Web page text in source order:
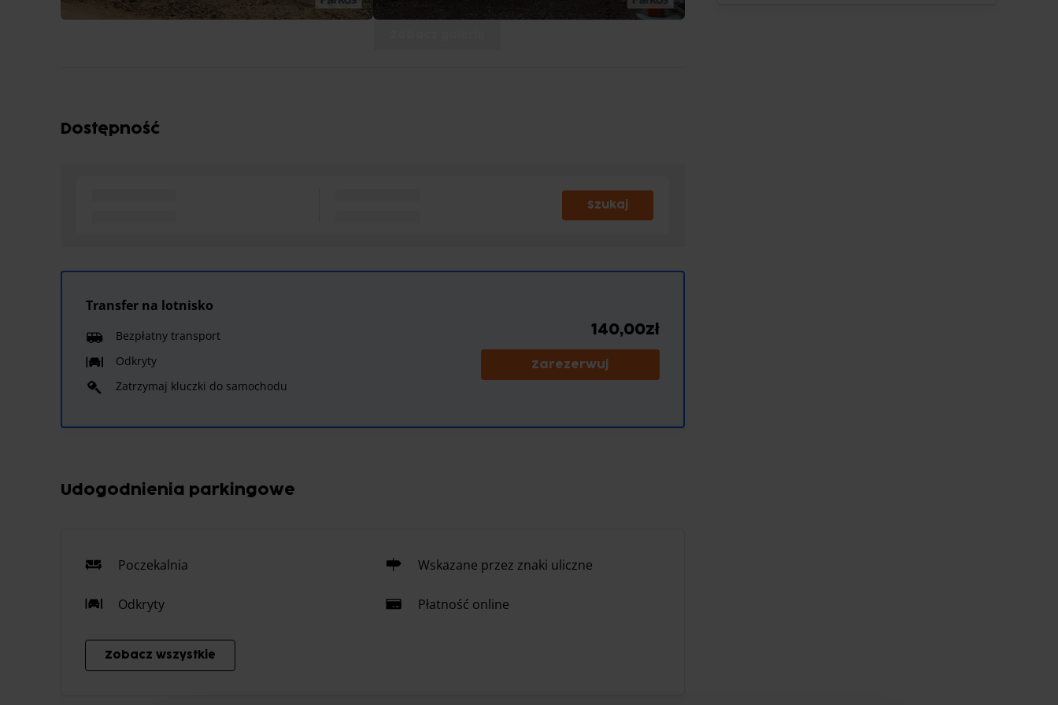
Dostępność
Szukaj
Transfer na lotnisko
Bezpłatny transport
Odkryty
Zatrzymaj kluczki do samochodu
140,00zł
Zarezerwuj
Udogodnienia parkingowe
Poczekalnia Wskazane przez znaki uliczne
Odkryty Płatność online
Zobacz wszystkie